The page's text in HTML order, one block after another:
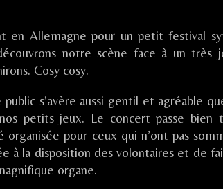
en Allemagne pour un petit festival
notre scène face à un
Cosy cosy.
s’avère aussi gentil et agréable
petits jeux. Le concert passe
pour ceux qui n’ont pas
à la disposition des volontaires et de
organe.